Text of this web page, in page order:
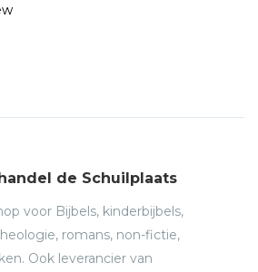
de Schuilplaats
voor Bijbels, kinderbijbels,
romans, non-fictie,
Ook leverancier van